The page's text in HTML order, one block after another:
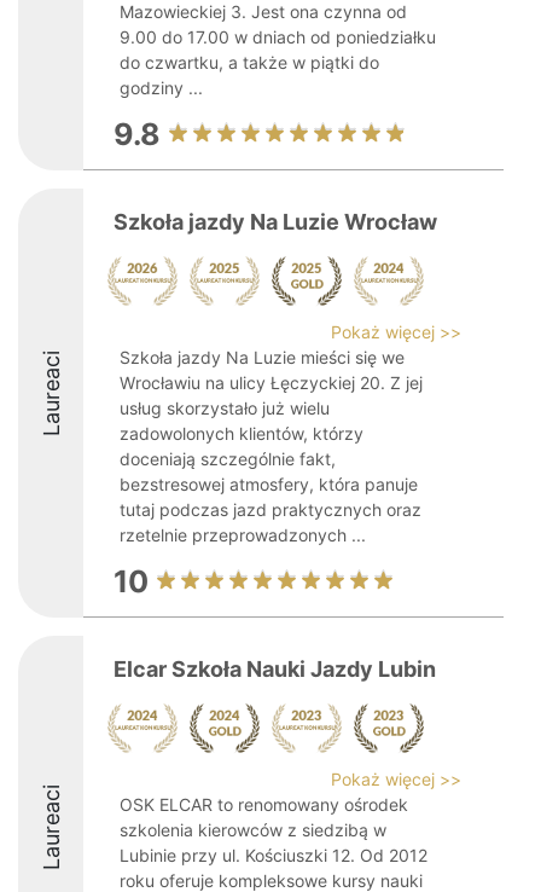
Mazowieckiej 3. Jest ona czynna od
9.00 do 17.00 w dniach od poniedziałku
do czwartku, a także w piątki do
godziny ...
9.8
Laureaci
Szkoła jazdy Na Luzie Wrocław
Pokaż więcej >>
Szkoła jazdy Na Luzie mieści się we
Wrocławiu na ulicy Łęczyckiej 20. Z jej
usług skorzystało już wielu
zadowolonych klientów, którzy
doceniają szczególnie fakt,
bezstresowej atmosfery, która panuje
tutaj podczas jazd praktycznych oraz
rzetelnie przeprowadzonych ...
10
Laureaci
Elcar Szkoła Nauki Jazdy Lubin
Pokaż więcej >>
OSK ELCAR to renomowany ośrodek
szkolenia kierowców z siedzibą w
Lubinie przy ul. Kościuszki 12. Od 2012
roku oferuje kompleksowe kursy nauki